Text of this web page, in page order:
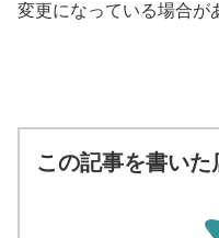
変更になっている場合が
この記事を書いた